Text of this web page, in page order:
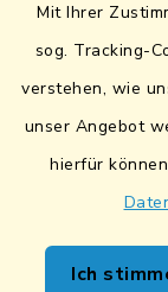
Mit Ihrer
sog. Tracking-
verstehen, wie
unser Angebot
hierfür
Ich
Lokales